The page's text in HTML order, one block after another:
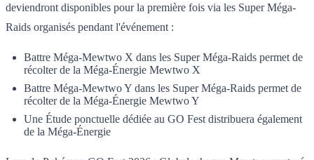
deviendront disponibles pour la première fois via les Super Méga-
Raids organisés pendant l'événement :
Battre Méga-Mewtwo X dans les Super Méga-Raids permet de
récolter de la Méga-Énergie Mewtwo X
Battre Méga-Mewtwo Y dans les Super Méga-Raids permet de
récolter de la Méga-Énergie Mewtwo Y
Une Étude ponctuelle dédiée au GO Fest distribuera également
de la Méga-Énergie